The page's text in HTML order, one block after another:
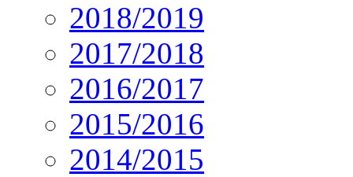
2018/2019
2017/2018
2016/2017
2015/2016
2014/2015